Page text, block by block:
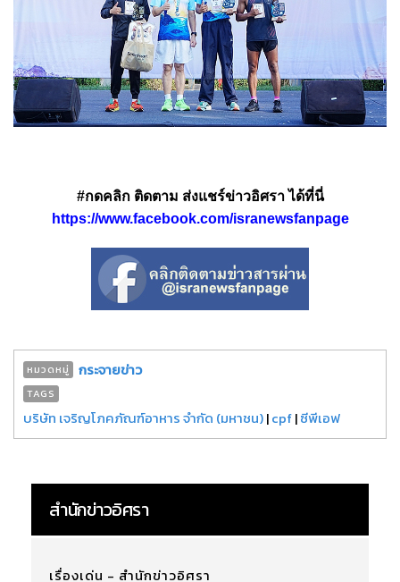
#กดคลิก ติดตาม ส่งแชร์ข่าวอิศรา ได้ที่นี่
https://www.facebook.com/isranewsfanpage
หมวดหมู่ กระจายข่าว
TAGS
บริษัท เจริญโภคภัณฑ์อาหาร จำกัด (มหาชน)|cpf|ซีพีเอฟ
สำนักข่าวอิศรา
เรื่องเด่น - สำนักข่าวอิศรา